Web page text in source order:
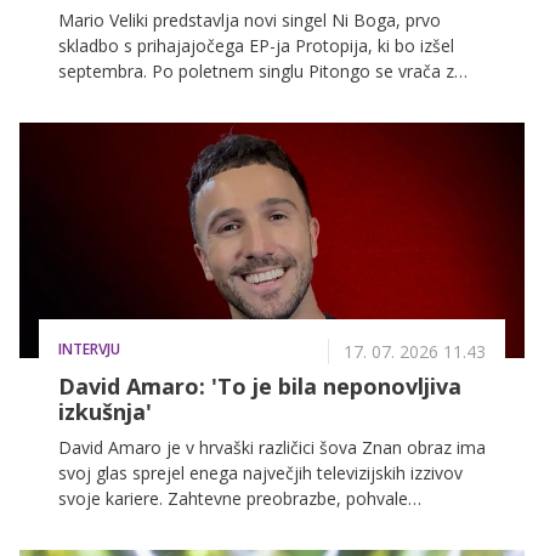
Mario Veliki predstavlja novi singel Ni Boga, prvo
skladbo s prihajajočega EP-ja Protopija, ki bo izšel
septembra. Po poletnem singlu Pitongo se vrača z
in trenutkih, ko se človek znajde pred pomembnimi
življenjskimi odločitvami.
INTERVJU 17. 07. 2026 11.43
David Amaro: 'To je bila neponovljiva
izkušnja'
David Amaro je v hrvaški različici šova Znan obraz ima
svoj glas sprejel enega največjih televizijskih izzivov
svoje kariere. Zahtevne preobrazbe, pohvale
bodo od 18. julija lahko spremljali tudi gledalci na